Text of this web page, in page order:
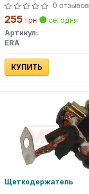
0 отзывов
255 грн
сегодня
Артикул:
ERA
КУПИТЬ
Щеткодержатель